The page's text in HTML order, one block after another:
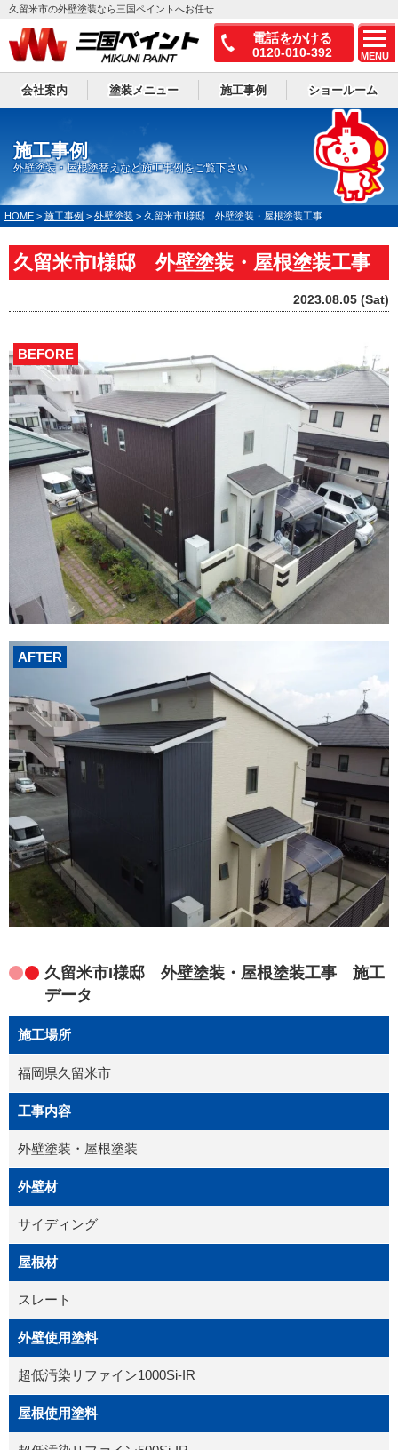
電話をかける
0120-010-392 MENU
久留米市の外壁塗装なら三国ペイントへお任せ
会社案内 塗装メニュー 施工事例 ショールーム
施工事例
外壁塗装・屋根塗替えなど施工事例をご覧下さい
HOME > 施工事例 > 外壁塗装 > 久留米市I様邸 外壁塗装・屋根塗装工事
久留米市I様邸 外壁塗装・屋根塗装工事
2023.08.05 (Sat)
AFTER
BEFORE
久留米市I様邸 外壁塗装・屋根塗装工事 施工
データ
施工場所
福岡県久留米市
工事内容
外壁塗装・屋根塗装
外壁材
サイディング
屋根材
スレート
外壁使用塗料
超低汚染リファイン1000Si-IR
屋根使用塗料